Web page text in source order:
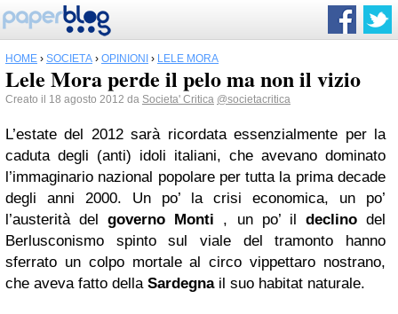
HOME › SOCIETÀ › OPINIONI › LELE MORA
Lele Mora perde il pelo ma non il vizio
Creato il 18 agosto 2012 da Societa' Critica @societacritica
L’estate del 2012 sarà ricordata essenzialmente per la
caduta degli (anti) idoli italiani, che avevano dominato
l’immaginario nazional popolare per tutta la prima decade
degli anni 2000. Un po’ la crisi economica, un po’
l’austerità delgoverno Monti , un po’ il declinodel
Berlusconismo spinto sul viale del tramonto hanno
sferrato un colpo mortale al circo vippettaro nostrano,
che aveva fatto della Sardegnail suo habitat naturale.